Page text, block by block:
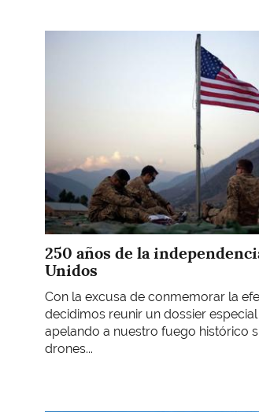
250 años de la
Unidos
Con la excusa de conmemorar la
decidimos reunir un dossier
apelando a nuestro fuego histórico
drones...